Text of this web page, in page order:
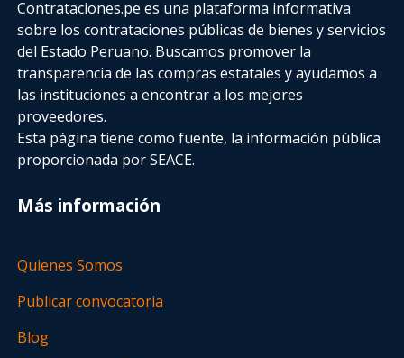
Contrataciones.pe es una plataforma informativa
sobre los contrataciones públicas de bienes y servicios
del Estado Peruano. Buscamos promover la
transparencia de las compras estatalesy ayudamos a
las instituciones a encontrar a los mejores
proveedores.
Esta página tiene como fuente, la información pública
proporcionada por SEACE.
Más información
Quienes Somos
Publicar convocatoria
Blog